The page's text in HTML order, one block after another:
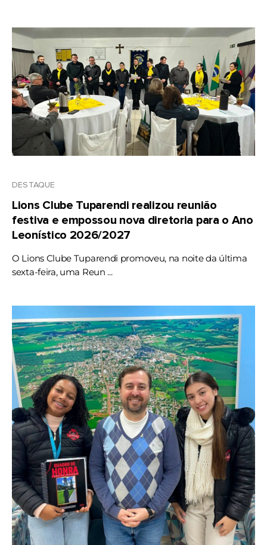
DESTAQUE
Lions Clube Tuparendi realizou reunião
festiva e empossou nova diretoria para o Ano
Leonístico 2026/2027
O Lions Clube Tuparendi promoveu, na noite da última
sexta-feira, uma Reun ...